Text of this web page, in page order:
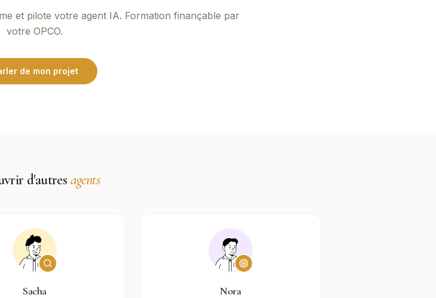
et pilote votre agent IA. Formation finançable par
votre OPCO.
de mon projet
d'autres agents
Sacha Nora